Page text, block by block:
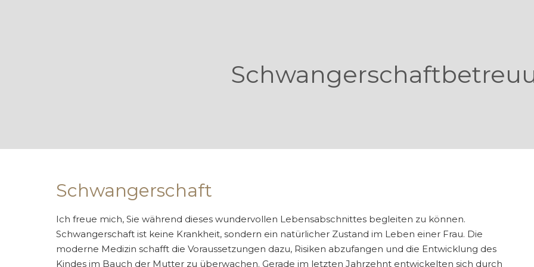
Schwangerschaft
Ich freue mich, Sie während dieses wundervollen Lebensabschnittes begleiten zu können.
Schwangerschaft ist keine Krankheit, sondern ein natürlicher Zustand im Leben einer Frau. Die
moderne Medizin schafft die Voraussetzungen dazu, Risiken abzufangen und die Entwicklung des
Kindes im Bauch der Mutter zu überwachen. Gerade im letzten Jahrzehnt entwickelten sich durch